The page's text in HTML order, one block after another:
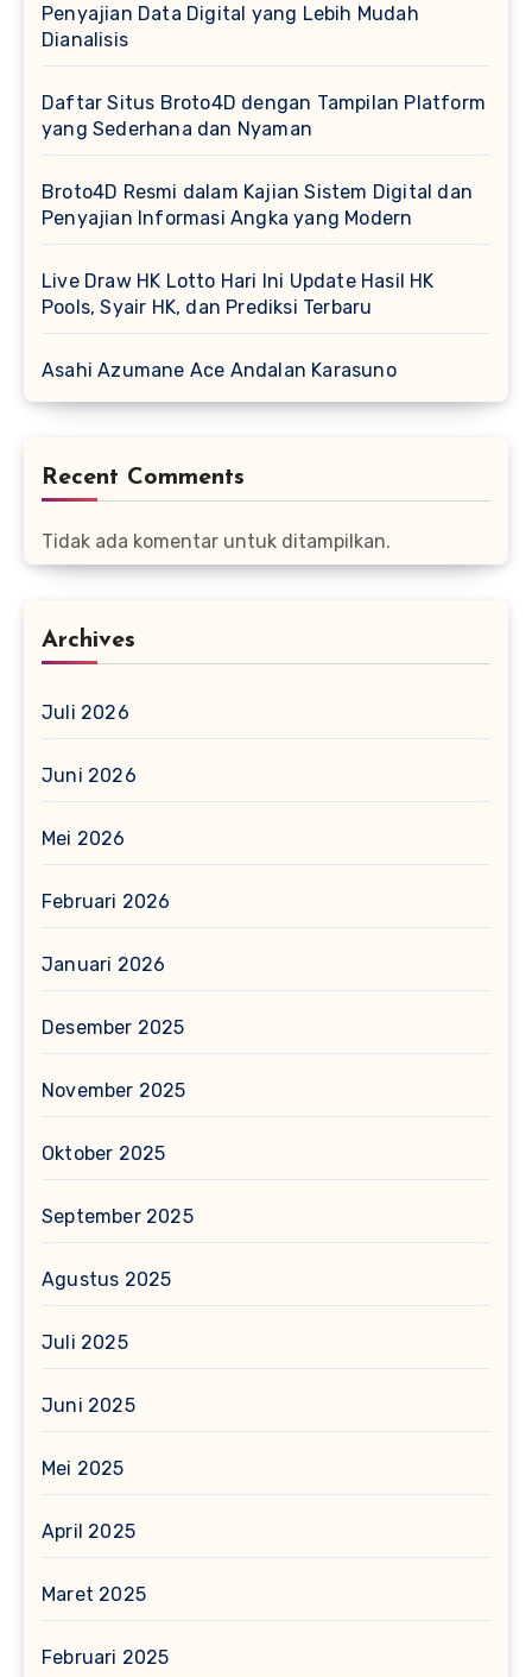
Penyajian Data Digital yang Lebih Mudah
Dianalisis
Daftar Situs Broto4D dengan Tampilan Platform
yang Sederhana dan Nyaman
Broto4D Resmi dalam Kajian Sistem Digital dan
Penyajian Informasi Angka yang Modern
Live Draw HK Lotto Hari Ini Update Hasil HK
Pools, Syair HK, dan Prediksi Terbaru
Asahi Azumane Ace Andalan Karasuno
Recent Comments
Tidak ada komentar untuk ditampilkan.
Archives
Juli 2026
Juni 2026
Mei 2026
Februari 2026
Januari 2026
Desember 2025
November 2025
Oktober 2025
September 2025
Agustus 2025
Juli 2025
Juni 2025
Mei 2025
April 2025
Maret 2025
Februari 2025